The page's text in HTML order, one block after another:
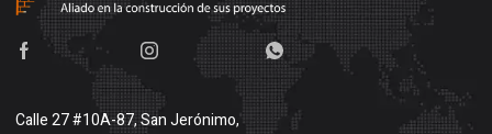
Calle 27 #10A-87, San Jerónimo,